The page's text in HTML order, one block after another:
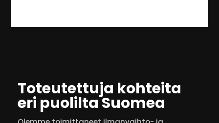
Toteutettuja kohteita
eri puolilta Suomea